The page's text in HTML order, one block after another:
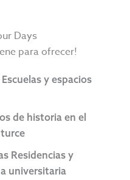
Days
para ofrecer!
y espacios
de historia en el
Residencias y
universitaria